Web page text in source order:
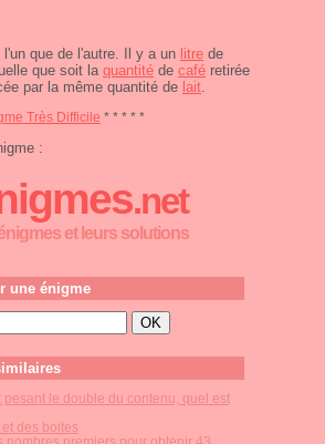
que de l'autre. Il y a un litre de
que soit la quantité de café retirée
par la même quantité de lait
Très Difficile * * * * *
:
.net
et leurs solutions
une énigme
pesant le double du contenu, quel est
des boites
nombres premiers pour obtenir 43